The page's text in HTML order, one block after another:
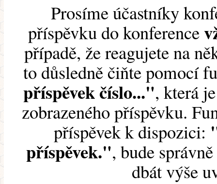
Prosíme účastníky
příspěvku do konference
případě, že reagujete na
to důsledně čiňte pomocí
příspěvek číslo...", která
zobrazeného příspěvku.
příspěvek k dispozici:
příspěvek.", bude
dbát výše